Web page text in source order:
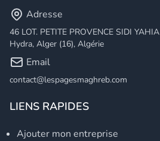
Adresse
46 LOT. PETITE PROVENCE SIDI YAHIA
Hydra, Alger (16), Algérie
Email
contact@lespagesmaghreb.com
LIENS RAPIDES
Ajouter mon entreprise